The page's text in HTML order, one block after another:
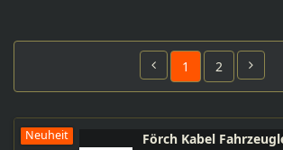
1 2
Neuheit
Förch Kabel